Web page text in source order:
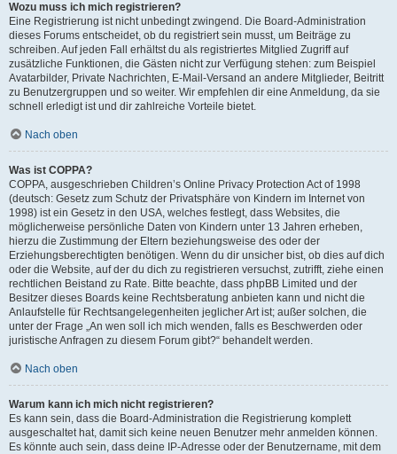
Wozu muss ich mich registrieren?
Eine Registrierung ist nicht unbedingt zwingend. Die Board-Administration
dieses Forums entscheidet, ob du registriert sein musst, um Beiträge zu
schreiben. Auf jeden Fall erhältst du als registriertes Mitglied Zugriff auf
zusätzliche Funktionen, die Gästen nicht zur Verfügung stehen: zum Beispiel
Avatarbilder, Private Nachrichten, E-Mail-Versand an andere Mitglieder, Beitritt
zu Benutzergruppen und so weiter. Wir empfehlen dir eine Anmeldung, da sie
schnell erledigt ist und dir zahlreiche Vorteile bietet.
Nach oben
Was ist COPPA?
COPPA, ausgeschrieben Children’s Online Privacy Protection Act of 1998
(deutsch: Gesetz zum Schutz der Privatsphäre von Kindern im Internet von
1998) ist ein Gesetz in den USA, welches festlegt, dass Websites, die
möglicherweise persönliche Daten von Kindern unter 13 Jahren erheben,
hierzu die Zustimmung der Eltern beziehungsweise des oder der
Erziehungsberechtigten benötigen. Wenn du dir unsicher bist, ob dies auf dich
oder die Website, auf der du dich zu registrieren versuchst, zutrifft, ziehe einen
rechtlichen Beistand zu Rate. Bitte beachte, dass phpBB Limited und der
Besitzer dieses Boards keine Rechtsberatung anbieten kann und nicht die
Anlaufstelle für Rechtsangelegenheiten jeglicher Art ist; außer solchen, die
unter der Frage „An wen soll ich mich wenden, falls es Beschwerden oder
juristische Anfragen zu diesem Forum gibt?“ behandelt werden.
Nach oben
Warum kann ich mich nicht registrieren?
Es kann sein, dass die Board-Administration die Registrierung komplett
ausgeschaltet hat, damit sich keine neuen Benutzer mehr anmelden können.
Es könnte auch sein, dass deine IP-Adresse oder der Benutzername, mit dem